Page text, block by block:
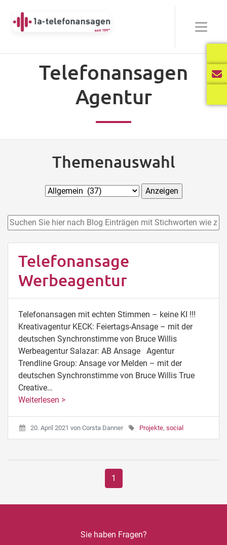
Telefonansagen
Agentur
Themenauswahl
Telefonansage
Werbeagentur
Telefonansagen mit echten Stimmen – keine KI !!!
Kreativagentur KECK: Feiertags-Ansage – mit der
deutschen Synchronstimme von Bruce Willis
Werbeagentur Salazar: AB Ansage Agentur
Trendline Group: Ansage vor Melden – mit der
deutschen Synchronstimme von Bruce Willis True
Creative…
Weiterlesen >
20. April 2021 von Corsta Danner Projekte, social
1
Sie haben Fragen?